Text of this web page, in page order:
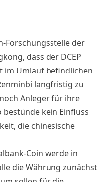
Forschungsstelle der
dass der DCEP
im Umlauf befindlichen
langfristig zu
Anleger für ihre
bestünde kein Einfluss
die chinesische
Coin werde in
die Währung zunächst